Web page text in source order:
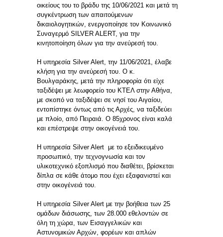
οικείους του το βράδυ της 10/06/2021 και μετά τη
συγκέντρωση των απαιτούμενων
δικαιολογητικών, ενεργοποίησε τον Κοινωνικό
Συναγερμό SILVER ALERT, για την
κινητοποίηση όλων για την ανεύρεσή του.
Η υπηρεσία Silver Alert, την 11/06/2021, έλαβε
κλήση για την ανεύρεσή του. Ο κ.
Βουλγαράκης, μετά την πληροφορία ότι είχε
ταξιδέψει με λεωφορείο του ΚΤΕΛ στην Αθήνα,
με σκοπό να ταξιδέψει σε νησί του Αιγαίου,
εντοπίστηκε όντως από τις Αρχές, να ταξιδεύει
με πλοίο, από Πειραιά. Ο 85χρονος είναι καλά
και επέστρεψε στην οικογένειά του.
Η υπηρεσία Silver Alert με το εξειδικευμένο
προσωπικό, την τεχνογνωσία και τον
υλικοτεχνικό εξοπλισμό που διαθέτει, βρίσκεται
δίπλα σε κάθε άτομο που έχει εξαφανιστεί και
στην οικογένειά του.
Η υπηρεσία Silver Alert με την βοήθεια των 25
ομάδων διάσωσης, των 28.000 εθελοντών σε
όλη τη χώρα, των Εισαγγελικών και
Αστυνομικών Αρχών, φορέων και απλών